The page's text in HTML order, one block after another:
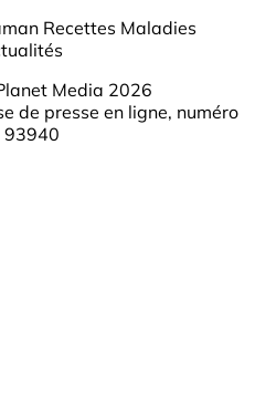
Recettes Maladies
Media 2026
de presse en ligne, numéro
93940